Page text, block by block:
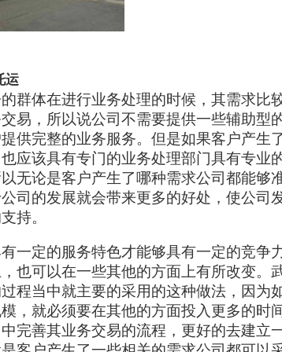
运
群体在进行业务处理的时候，其需求比
易，所以说公司不需要提供一些辅助型
供完整的业务服务。但是如果客户产生
应该具有专门的业务处理部门具有专业
无论是客户产生了哪种需求公司都能够
司的发展就会带来更多的好处，使公司
持。
一定的服务特色才能够具有一定的竞争
也可以在一些其他的方面上有所改变。
程当中就主要的采用的这种做法，因为
，就必须要在其他的方面投入更多的时
完善其业务交易的流程，更好的去建立